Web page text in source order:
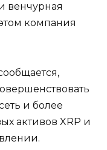
венчурная
компания
и более
активов XRP и